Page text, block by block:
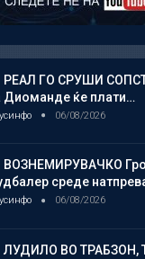
РЕАЛ ГО СРУШИ
Диоманде ќе плати…
06/08/2026
ВОЗНЕМИРУВАЧКО
среде
06/08/2026
ЛУДИЛО ВО ТРАБЗОН,